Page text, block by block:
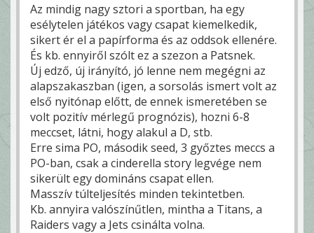
Az mindig nagy sztori a sportban, ha egy
esélytelen játékos vagy csapat kiemelkedik,
sikert ér el a papírforma és az oddsok ellenére.
És kb. ennyiről szólt ez a szezon a Patsnek.
Új edző, új irányító, jó lenne nem megégni az
alapszakaszban (igen, a sorsolás ismert volt az
első nyitónap előtt, de ennek ismeretében se
volt pozitív mérlegű prognózis), hozni 6-8
meccset, látni, hogy alakul a D, stb.
Erre sima PO, második seed, 3 győztes meccs a
PO-ban, csak a cinderella story legvége nem
sikerült egy domináns csapat ellen.
Masszív túlteljesítés minden tekintetben.
Kb. annyira valószínűtlen, mintha a Titans, a
Raiders vagy a Jets csinálta volna.